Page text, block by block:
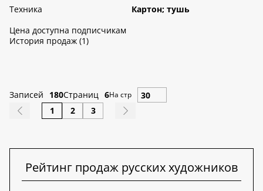
Техника
Картон; тушь
Цена доступна подписчикам
История продаж (1)
Записей 180Страниц 6На стр
1 2 3
Рейтинг продаж русских художников